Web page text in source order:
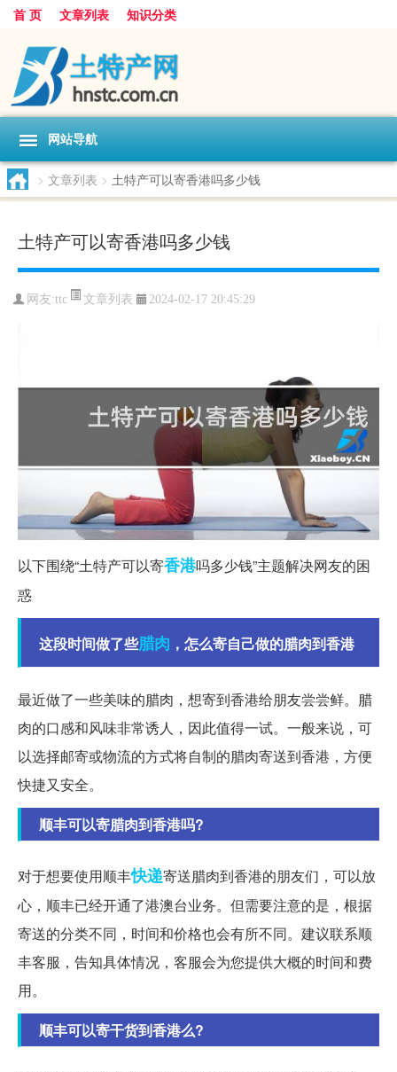
首 页 文章列表 知识分类
网站导航
> 文章列表 > 土特产可以寄香港吗多少钱
土特产可以寄香港吗多少钱
网友:ttc 文章列表 2024-02-17 20:45:29
以下围绕“土特产可以寄香港吗多少钱”主题解决网友的困
惑
这段时间做了些腊肉 ，怎么寄自己做的腊肉到香港
最近做了一些美味的腊肉，想寄到香港给朋友尝尝鲜。腊
肉的口感和风味非常诱人，因此值得一试。一般来说，可
以选择邮寄或物流的方式将自制的腊肉寄送到香港，方便
快捷又安全。
顺丰可以寄腊肉到香港吗?
对于想要使用顺丰快递寄送腊肉到香港的朋友们，可以放
心，顺丰已经开通了港澳台业务。但需要注意的是，根据
寄送的分类不同，时间和价格也会有所不同。建议联系顺
丰客服，告知具体情况，客服会为您提供大概的时间和费
用。
顺丰可以寄干货到香港么?